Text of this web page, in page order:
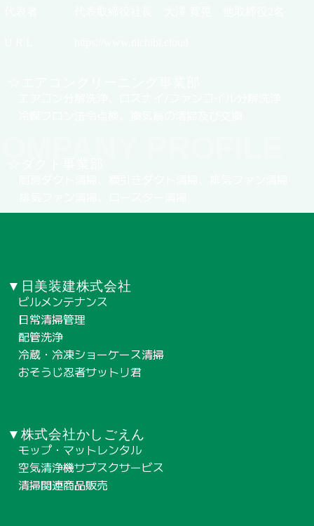
▼日美装建株式会社
ビルメンテナンス
日常清掃管理
配管洗浄
冷蔵・冷凍ショーケース清掃
おそうじ忍者サットリ君
▼株式会社かしごえん
モップ・マットレンタル
空気清浄機サブスクサービス
清掃関連商品販売